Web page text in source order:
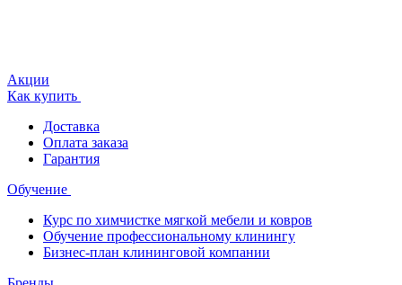
Акции
Как купить
Доставка
Оплата заказа
Гарантия
Обучение
Курс по химчистке мягкой мебели и ковров
Обучение профессиональному клинингу
Бизнес-план клининговой компании